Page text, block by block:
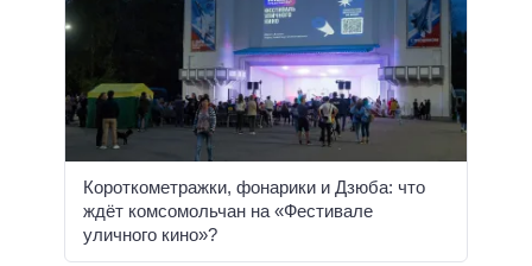
Короткометражки, фонарики и Дзюба: что
ждёт комсомольчан на «Фестивале
уличного кино»?